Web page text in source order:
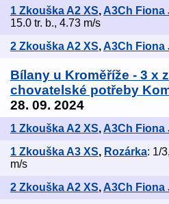
1 Zkouška A2 XS, A3Ch Fiona
15.0 tr. b., 4.73 m/s
2 Zkouška A2 XS,A3Ch Fiona
Bílany u Kroměříže - 3 x
chovatelské potřeby
28. 09. 2024
1 Zkouška A2 XS, A3Ch Fiona
1 Zkouška A3 XS, Rozárka: 1/
m/s
2 Zkouška A2 XS, A3Ch Fiona